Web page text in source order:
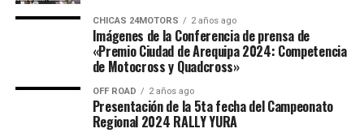
CHICAS 24MOTORS 2 años ago
Imágenes de la Conferencia de prensa de
«Premio Ciudad de Arequipa 2024: Competencia
de Motocross y Quadcross»
OFF ROAD 2 años ago
Presentación de la 5ta fecha del Campeonato
Regional 2024 RALLY YURA